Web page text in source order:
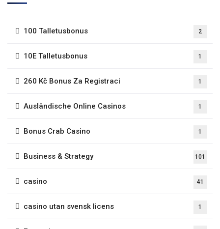
100 Talletusbonus 2
10E Talletusbonus 1
260 Kč Bonus Za Registraci 1
Ausländische Online Casinos 1
Bonus Crab Casino 1
Business & Strategy 101
casino 41
casino utan svensk licens 1